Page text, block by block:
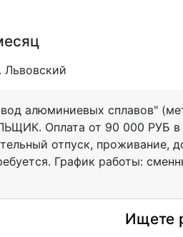
Львовский
алюминиевых сплавов"
Оплата от 90 000 РУБ
отпуск, проживание,
График работы:
Ищете